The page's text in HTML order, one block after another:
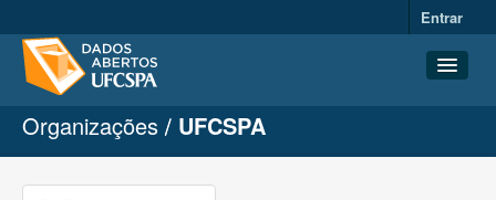
Entrar
Conjuntos de dados
Organizações
Organizações UFCSPA